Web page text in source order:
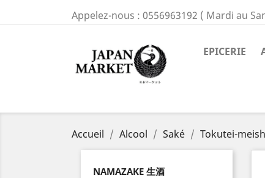
Appelez-nous : 0556963192 ( Mardi au
EPICERIE
Accueil Alcool Saké Tokutei-
NAMAZAKE 生酒